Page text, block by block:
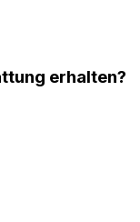
erhalten?